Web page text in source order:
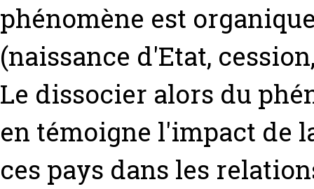
phénomène est
(naissance d'Etat,
Le dissocier alors du
en témoigne l'impact de
ces pays dans les